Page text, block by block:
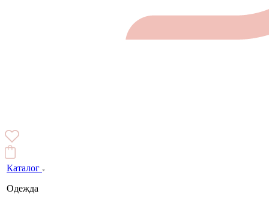
Каталог
Одежда